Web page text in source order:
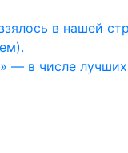
в нашей
— в числе лучших